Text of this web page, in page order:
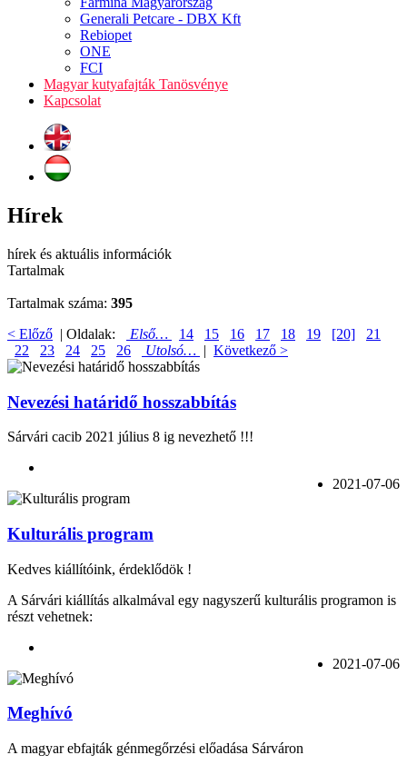
Generali Petcare - DBX Kft
Rebiopet
ONE
FCI
Magyar kutyafajták Tanösvénye
Kapcsolat
Hírek
hírek és aktuális információk
Tartalmak
Tartalmak száma: 395
< Előző | Oldalak: Első… 14 15 16 17 18 19 [20]
21
22
23 24 25 26 Utolsó… | Következő >
Nevezési határidő hosszabbítás
Sárvári cacib 2021 július 8 ig nevezhető !!!
2021-07-06
Kulturális program
Kedves kiállítóink, érdeklődök !
A Sárvári kiállítás alkalmával egy nagyszerű kulturális programon is
részt vehetnek:
2021-07-06
Meghívó
A magyar ebfajták génmegőrzési előadása Sárváron